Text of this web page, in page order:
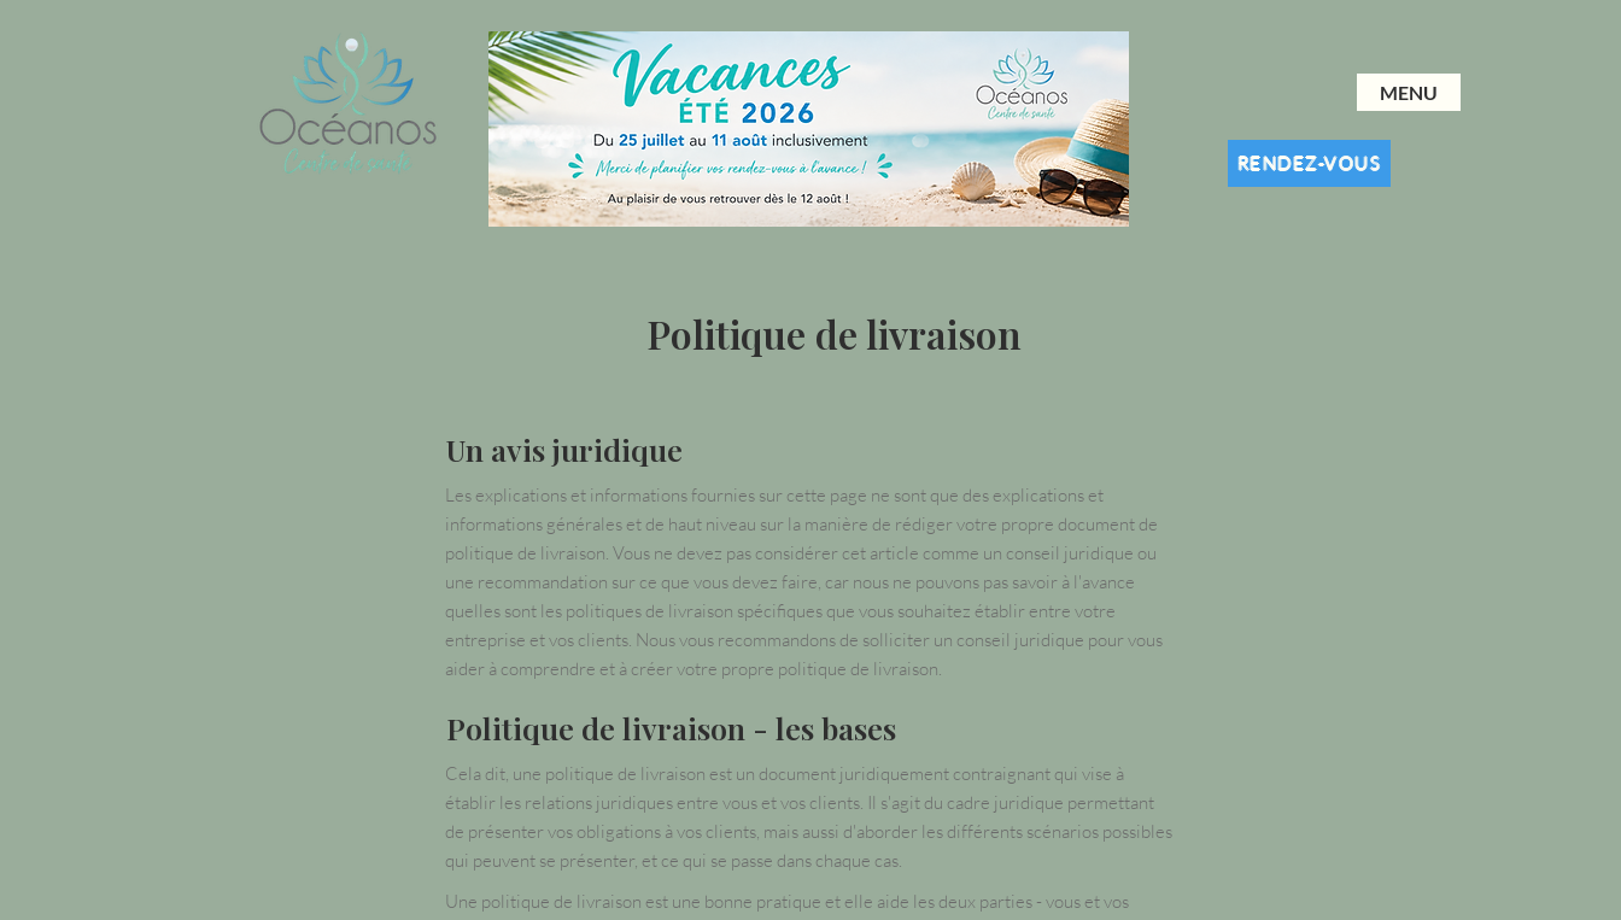
MENU
RENDEZ-VOUS
Politique de livraison
Un avis juridique
Les explications et informations fournies sur cette page ne sont que des explications et
informations générales et de haut niveau sur la manière de rédiger votre propre document de
politique de livraison. Vous ne devez pas considérer cet article comme un conseil juridique ou
une recommandation sur ce que vous devez faire, car nous ne pouvons pas savoir à l'avance
quelles sont les politiques de livraison spécifiques que vous souhaitez établir entre votre
entreprise et vos clients. Nous vous recommandons de solliciter un conseil juridique pour vous
aider à comprendre et à créer votre propre politique de livraison.
Politique de livraison - les bases
Cela dit, une politique de livraison est un document juridiquement contraignant qui vise à
établir les relations juridiques entre vous et vos clients. Il s'agit du cadre juridique permettant
de présenter vos obligations à vos clients, mais aussi d'aborder les différents scénarios possibles
qui peuvent se présenter, et ce qui se passe dans chaque cas.
Une politique de livraison est une bonne pratique et elle aide les deux parties - vous et vos